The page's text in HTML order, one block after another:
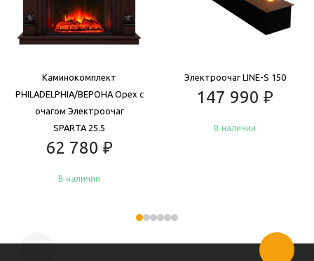
Каминокомплект
PHILADELPHIA/ВЕРОНА Орех с
очагом Электроочаг
SPARTA 25.5
62 780 ₽
В наличии
Электроочаг LINE-S 150
147 990 ₽
В наличии